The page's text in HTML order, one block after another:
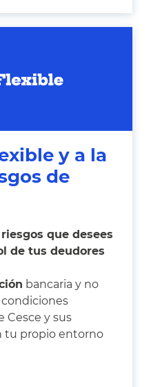
y a la
de
que desees
de tus deudores
bancaria y no
condiciones
Cesce y sus
tu propio entorno